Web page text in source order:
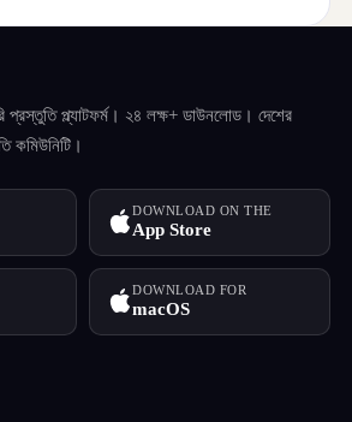
প্রস্তুতি প্ল্যাটফর্ম। ২৪ লক্ষ+ ডাউনলোড। দেশের
কমিউনিটি।
DOWNLOAD ON THE
App Store
DOWNLOAD FOR
macOS